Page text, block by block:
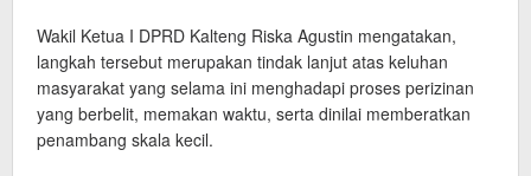
Wakil Ketua I DPRD Kalteng Riska Agustin mengatakan,
langkah tersebut merupakan tindak lanjut atas keluhan
masyarakat yang selama ini menghadapi proses perizinan
yang berbelit, memakan waktu, serta dinilai memberatkan
penambang skala kecil.